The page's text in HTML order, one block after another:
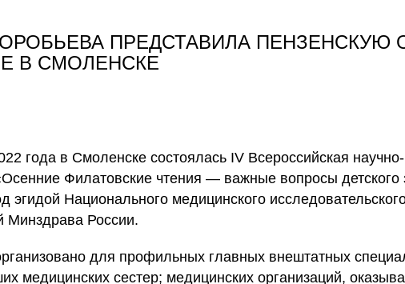
ПРЕДСТАВИЛА ПЕНЗЕНСКУЮ
В СМОЛЕНСКЕ
года в Смоленске состоялась IV Всероссийская научно-
Филатовские чтения — важные вопросы детского
эгидой Национального медицинского
Минздрава России.
для профильных главных внештатных
медицинских сестер; медицинских организаций,